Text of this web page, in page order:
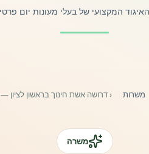
משרות ‹דרושה אשת חינוך בראשון לציון —
משרה